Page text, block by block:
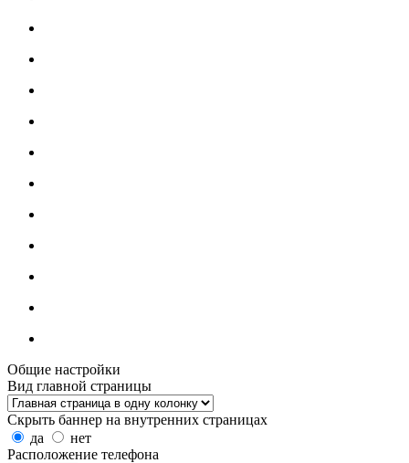
Общие настройки
Вид главной страницы
Скрыть баннер на внутренних страницах
да
нет
Расположение телефона